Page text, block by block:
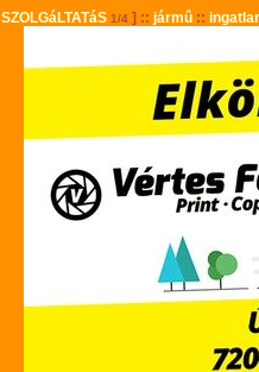
SZOLGáLTATáS 1/4] :: jármû::